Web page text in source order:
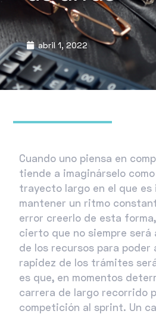
abril 1, 2022
Cuando uno piensa en
tiende a imaginárselo
trayecto largo en el que es
mantener un ritmo
error creerlo de esta
cierto que no siempre será
de los recursos para poder
rapidez de los trámites
es que, en momentos
carrera de largo recorrido
competición al sprint. Un